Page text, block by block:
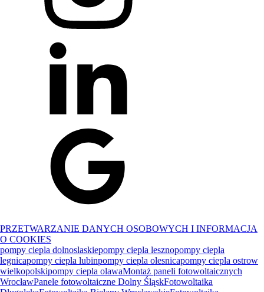
PRZETWARZANIE DANYCH OSOBOWYCH I INFORMACJA
O COOKIES
pompy ciepla dolnoslaskiepompy ciepla lesznopompy ciepla
legnicapompy ciepla lubinpompy ciepla olesnicapompy ciepla ostrow
wielkopolskipompy ciepla olawaMontaż paneli fotowoltaicznych
WrocławPanele fotowoltaiczne Dolny ŚląskFotowoltaika